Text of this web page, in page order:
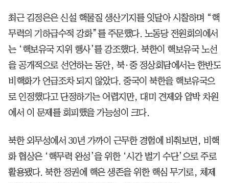
최근 김정은은 신설 핵물질 생산기지를 잇달아 시찰하며 “핵
무력의 기하급수적 강화”를 주문했다. 노동당 전원회의에서
는 ‘핵보유국 지위 행사’를 강조했다. 북한이 핵보유국 노선
을 공개적으로 선언하는 동안, 북·중 정상회담에서는 한반도
비핵화가 언급조차 되지 않았다. 중국이 북한을 핵보유국으
로 인정했다고 단정하기는 어렵지만, 대미 견제와 압박 차원
에서 이 문제를 회피했을 가능성이 크다.
북한 외무성에서 30년 가까이 근무한 경험에 비춰보면, 비핵
화 협상은 ‘핵무력 완성’을 위한 ‘시간 벌기 수단’으로 주로
활용됐다. 북한 정권에 핵은 생존을 위한 핵심 무기로, 체제